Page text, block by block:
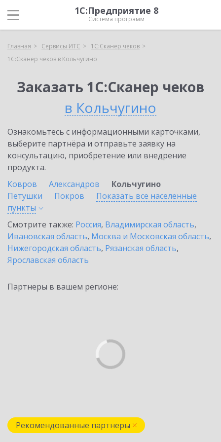
1С:Предприятие 8
Система программ
Главная Сервисы ИТС
1С:Сканер чеков
1С:Сканер чеков в Кольчугино
Заказать 1С:Сканер чеков
в Кольчугино
Ознакомьтесь с информационными карточками,
выберите партнёра и отправьте заявку на
консультацию, приобретение или внедрение
продукта.
Ковров
Александров
Кольчугино
Петушки
Покров
Показать все населенные
пункты
Смотрите также: Россия, Владимирская область,
Ивановская область, Москва и Московская область,
Нижегородская область, Рязанская область,
Ярославская область
Партнеры в вашем регионе:
Рекомендованные партнеры